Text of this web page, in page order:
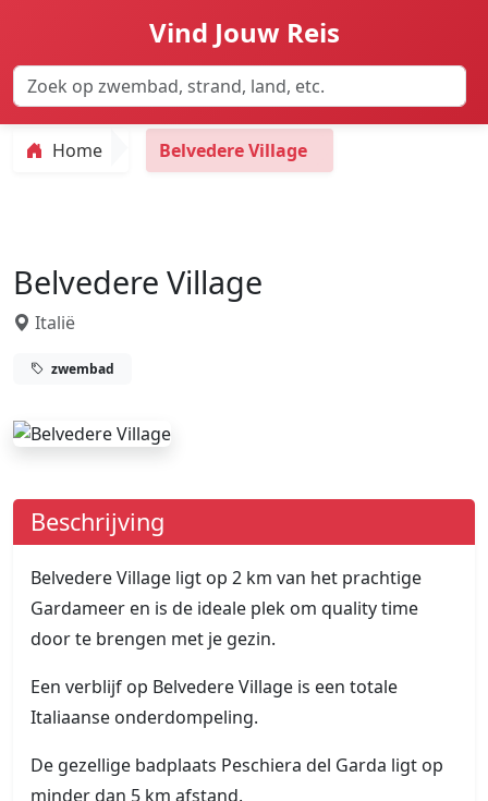
Vind Jouw Reis
Home Belvedere Village
Belvedere Village
Italië
zwembad
Beschrijving
Belvedere Village ligt op 2 km van het prachtige
Gardameer en is de ideale plek om quality time
door te brengen met je gezin.
Een verblijf op Belvedere Village is een totale
Italiaanse onderdompeling.
De gezellige badplaats Peschiera del Garda ligt op
minder dan 5 km afstand.